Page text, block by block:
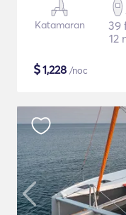
Katamaran
39
12
$1,228 /noc